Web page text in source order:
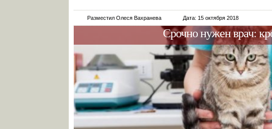
Разместил Олеся Вахранева Дата: 15 октября 2018
Срочно нужен врач: